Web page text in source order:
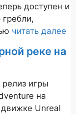
доступен и
гребли,
читать далее
реке на
игры
на
Unreal